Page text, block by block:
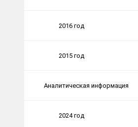
2016 год
2015 год
Аналитическая информация
2024 год